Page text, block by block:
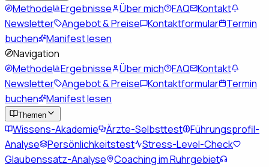
Methode Ergebnisse Über mich FAQ
Kontakt
Newsletter Angebot & Preise Kontaktformular
Termin
buchen
Manifest lesen
Navigation
Methode
Ergebnisse Über mich FAQ
Kontakt
Newsletter Angebot & Preise Kontaktformular
Termin
buchen
Manifest lesen
Themen
Wissens-Akademie Ärzte-Selbsttest Führungsprofil-
Analyse
Persönlichkeitstest Stress-Level-Check
Glaubenssatz-Analyse
Coaching im Ruhrgebiet